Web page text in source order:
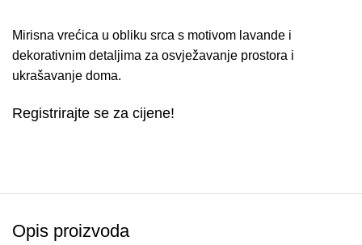
Mirisna vrećica u obliku srca s motivom lavande i
dekorativnim detaljima za osvježavanje prostora i
ukrašavanje doma.
Registrirajte se za cijene!
Opis proizvoda